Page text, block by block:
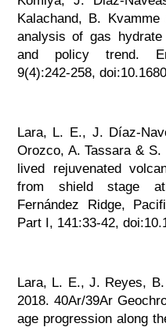
Kalachand, B.
analysis of gas
and policy trend.
9(4):242-258,
Lara, L. E., J. Díaz-
Orozco, A. Tassara &
lived rejuvenated
from shield stage at
Fernández Ridge,
Part I, 141:33-42,
Lara, L. E., J. Reyes,
2018. 40Ar/39Ar
age progression along